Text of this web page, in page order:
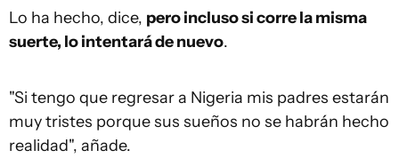
Lo ha hecho, dice, pero incluso si corre la misma
suerte, lo intentará de nuevo.
"Si tengo que regresar a Nigeria mis padres estarán
muy tristes porque sus sueños no se habrán hecho
realidad", añade.